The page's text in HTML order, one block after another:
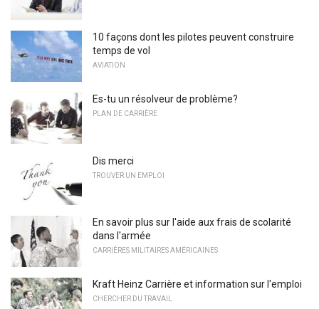
10 façons dont les pilotes peuvent construire
temps de vol
AVIATION
Es-tu un résolveur de problème?
PLAN DE CARRIÈRE
Dis merci
TROUVER UN EMPLOI
En savoir plus sur l'aide aux frais de scolarité
dans l'armée
CARRIÈRES MILITAIRES AMÉRICAINES
Kraft Heinz Carrière et information sur l'emploi
CHERCHER DU TRAVAIL